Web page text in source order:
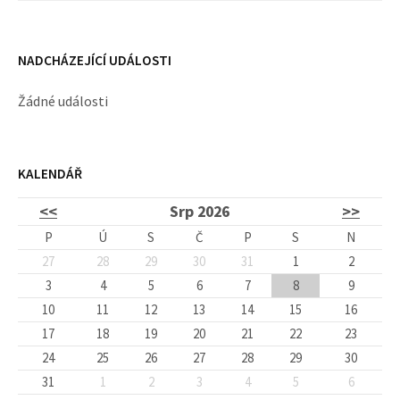
NADCHÁZEJÍCÍ UDÁLOSTI
Žádné události
KALENDÁŘ
<< Srp 2026 >>
P Ú S Č P S
N
27
28 29 30 31 1
2
3
4 5 6 7 8
9
10
11 12 13 14 15
16
17
18 19 20 21 22
23
24
25 26 27 28 29
30
31
1 2 3 4 5 6